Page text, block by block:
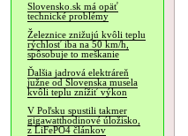
Slovensko.sk má opäť
technické problémy
Železnice znižujú kvôli teplu
rýchlosť iba na 50 km/h,
spôsobuje to meškanie
Ďalšia jadrová elektráreň
južne od Slovenska musela
kvôli teplu znížiť výkon
V Poľsku spustili takmer
gigawatthodinové úložisko,
z LiFePO4 článkov